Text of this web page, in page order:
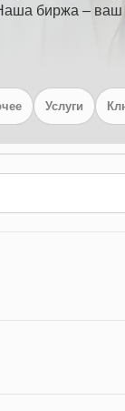
биржа – ваш
Услуги